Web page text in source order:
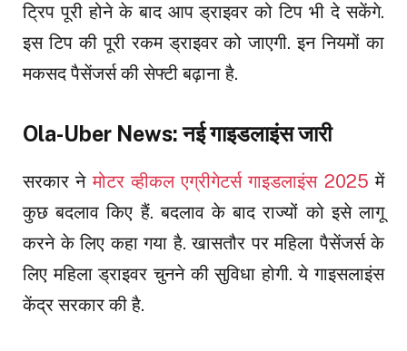
ट्रिप पूरी होने के बाद आप ड्राइवर को टिप भी दे सकेंगे.
इस टिप की पूरी रकम ड्राइवर को जाएगी. इन नियमों का
मकसद पैसेंजर्स की सेफ्टी बढ़ाना है.
Ola-Uber News: नई गाइडलाइंस जारी
सरकार नेमोटर व्हीकल एग्रीगेटर्स गाइडलाइंस 2025 में
कुछ बदलाव किए हैं. बदलाव के बाद राज्यों को इसे लागू
करने के लिए कहा गया है. खासतौर पर महिला पैसेंजर्स के
लिए महिला ड्राइवर चुनने की सुविधा होगी. ये गाइसलाइंस
केंद्र सरकार की है.